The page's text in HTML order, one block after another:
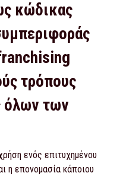
κώδικας
τρόπους
όλων των
ενός επιτυχημένου
η επονομασία κάποιου